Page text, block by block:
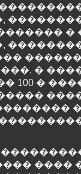
�
����. �
100 �
����